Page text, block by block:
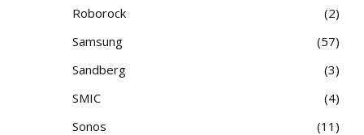
Roborock
2
Samsung
57
Sandberg
3
SMIC
4
Sonos
11